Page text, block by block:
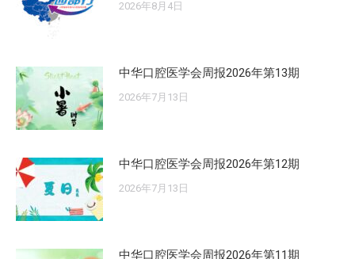
2026年8月4日
中华口腔医学会周报2026年第13期
2026年7月13日
中华口腔医学会周报2026年第12期
2026年7月13日
中华口腔医学会周报2026年第11期